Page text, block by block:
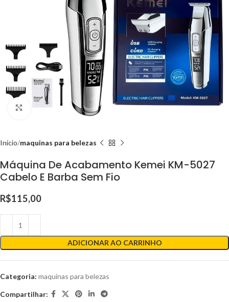
Clique para ampliar
Início maquinas para belezas
Máquina De Acabamento Kemei KM-5027
Cabelo E Barba Sem Fio
R$115,00
ADICIONAR AO CARRINHO
Categoria: maquinas para belezas
Compartilhar: